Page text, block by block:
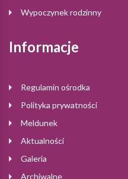
Wypoczynek rodzinny
Informacje
Regulamin ośrodka
Polityka prywatności
Meldunek
Aktualności
Galeria
Archiwalne